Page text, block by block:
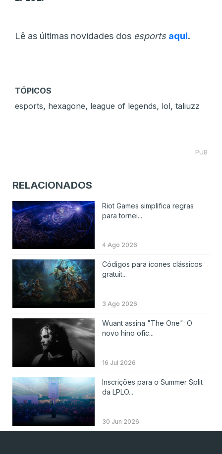
Lê as últimas novidades dos esports aqui.
TÓPICOS
esports, hexagone, league of legends, lol, taliuzz
PUB
RELACIONADOS
Riot Games simplifica regras
para tornei...
4 Ago 2026
Códigos para ícones clássicos
gratuit...
3 Ago 2026
Wuant assina "The One": O
novo hino ofic...
16 Jul 2026
Inscrições para o Summer Split
da LPLO...
30 Jun 2026